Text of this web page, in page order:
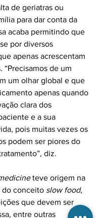
de geriatras ou
para dar conta da
acaba permitindo que
por diversos
apenas acrescentam
“Precisamos de um
um olhar global e que
apenas quando
clara dos
e a sua
pois muitas vezes os
podem ser piores do
teve origem na
do conceito slow food,
que devem ser
entre outras